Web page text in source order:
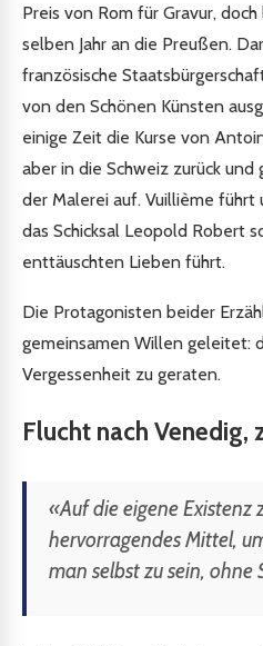
Preis von Rom für Gravur,
selben Jahr an die Preußen.
französische
von den Schönen Künsten
einige Zeit die Kurse von
aber in die Schweiz zurück und
der Malerei auf. Vuillième führt
das Schicksal Leopold Robert
enttäuschten Lieben führt.
Die Protagonisten beider
gemeinsamen Willen geleitet:
Vergessenheit zu geraten.
Flucht nach Venedig,
«Auf die eigene Existenz
hervorragendes Mittel,
man selbst zu sein, ohne